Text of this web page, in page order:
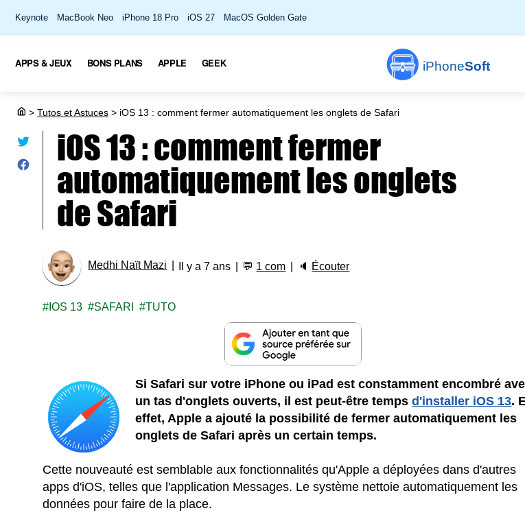
Keynote MacBook Neo iPhone 18 Pro iOS 27 MacOS Golden Gate
iPhoneSoft
APPS & JEUX BONS PLANS APPLE GEEK
> Tutos et Astuces > iOS 13 : comment fermer automatiquement les onglets de Safari
iOS 13 : comment fermer
automatiquement les onglets
de Safari
Medhi Naït Mazi Il y a 7 ans 💬 1 com 🔈 Écouter
IOS 13 SAFARI TUTO
Si Safari sur votre iPhone ou iPad est constamment encombré
un tas d'onglets ouverts, il est peut-être tempsd'installer iOS 13.
effet, Apple a ajouté la possibilité de fermer automatiquement les
onglets de Safari après un certain temps.
Cette nouveauté est semblable aux fonctionnalités qu'Apple a déployées dans d'autres
apps d'iOS, telles que l'application Messages. Le système nettoie automatiquement les
données pour faire de la place.